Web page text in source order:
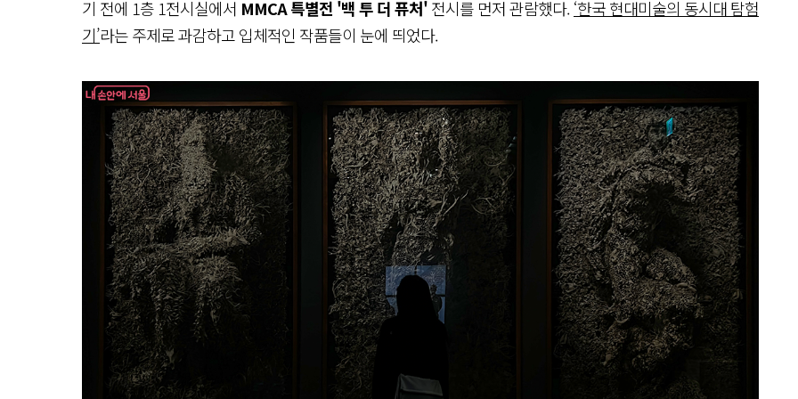
기 전에 1층 1전시실에서 MMCA 특별전 '백 투 더 퓨처'전시를 먼저 관람했다.‘한국 현대미술의 동시대 탐험
기’라는 주제로 과감하고 입체적인 작품들이 눈에 띄었다.